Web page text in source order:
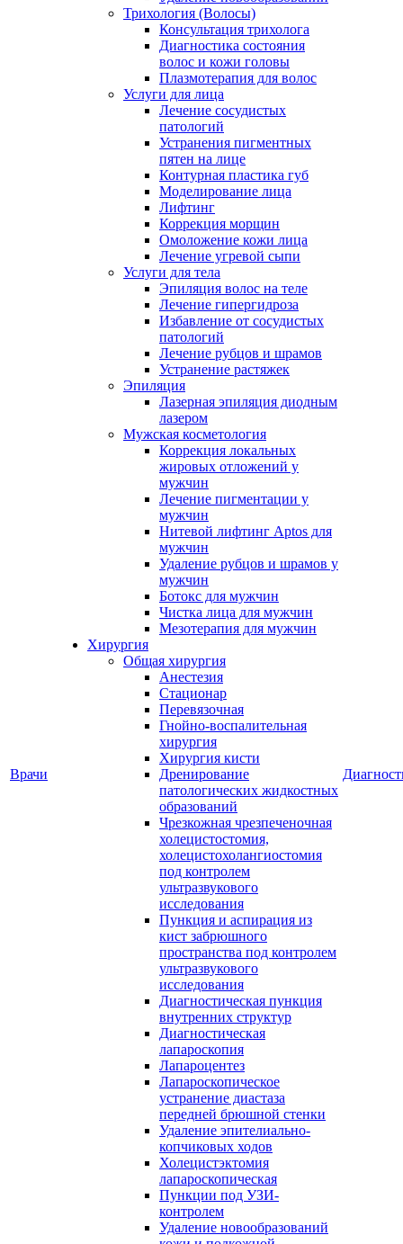
Врачи
Трихология (Волосы)
Консультация трихолога
Диагностика состояния
волос и кожи головы
Плазмотерапия для волос
Услуги для лица
Лечение сосудистых
патологий
Устранения пигментных
пятен на лице
Контурная пластика губ
Моделирование лица
Лифтинг
Коррекция морщин
Омоложение кожи лица
Лечение угревой сыпи
Услуги для тела
Эпиляция волос на теле
Лечение гипергидроза
Избавление от сосудистых
патологий
Лечение рубцов и шрамов
Устранение растяжек
Эпиляция
Лазерная эпиляция диодным
лазером
Мужская косметология
Коррекция локальных
жировых отложений у
мужчин
Лечение пигментации у
мужчин
Нитевой лифтинг Aptos для
мужчин
Удаление рубцов и шрамов у
мужчин
Ботокс для мужчин
Чистка лица для мужчин
Мезотерапия для мужчин
Хирургия
Общая хирургия
Анестезия
Стационар
Перевязочная
Гнойно-воспалительная
хирургия
Хирургия кисти
Дренирование
патологических жидкостных
образований
Чрезкожная чрезпеченочная
холецистостомия,
холецистохолангиостомия
под контролем
ультразвукового
исследования
Пункция и аспирация из
кист забрюшного
пространства под контролем
ультразвукового
исследования
Диагностическая пункция
внутренних структур
Диагностическая
лапароскопия
Лапароцентез
Лапароскопическое
устранение диастаза
передней брюшной стенки
Удаление эпителиально-
копчиковых ходов
Холецистэктомия
лапароскопическая
Пункции под УЗИ-
контролем
Удаление новообразований